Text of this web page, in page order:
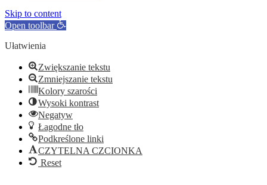
Skip to content
Open toolbar
Ułatwienia
Zwiększanie tekstu
Zmniejszanie tekstu
Kolory szarości
Wysoki kontrast
Negatyw
Łagodne tło
Podkreślone linki
CZYTELNA CZCIONKA
Reset